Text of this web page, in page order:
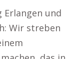
Erlangen und
Wir streben